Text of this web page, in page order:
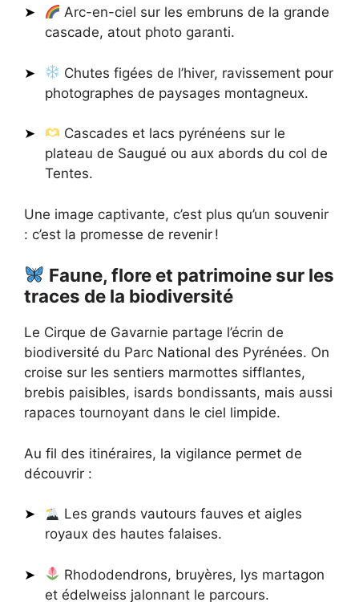
Arc-en-ciel sur les embruns de la grande
cascade, atout photo garanti.
Chutes figées de l’hiver, ravissement pour
photographes de paysages montagneux.
Cascades et lacs pyrénéens sur le
plateau de Saugué ou aux abords du col de
Tentes.
Une image captivante, c’est plus qu’un souvenir
: c’est la promesse de revenir !
Faune, flore et patrimoine sur les
traces de la biodiversité
Le Cirque de Gavarnie partage l’écrin de
biodiversité du Parc National des Pyrénées. On
croise sur les sentiers marmottes sifflantes,
brebis paisibles, isards bondissants, mais aussi
rapaces tournoyant dans le ciel limpide.
Au fil des itinéraires, la vigilance permet de
découvrir :
Les grands vautours fauves et aigles
royaux des hautes falaises.
Rhododendrons, bruyères, lys martagon
et édelweiss jalonnant le parcours.